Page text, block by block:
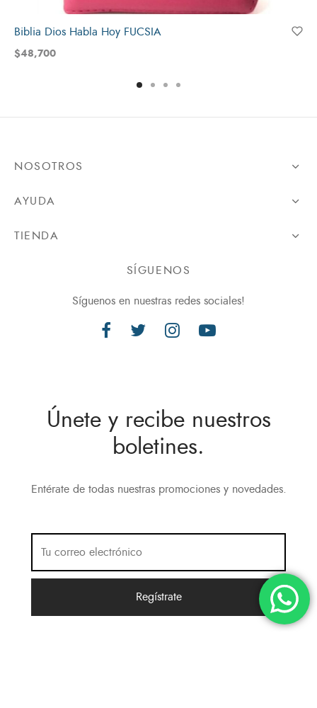
Biblia Dios Habla Hoy FUCSIA
$48,700
NOSOTROS
AYUDA
TIENDA
SÍGUENOS
Síguenos en nuestras redes sociales!
Únete y recibe nuestros
boletines.
Entérate de todas nuestras promociones y novedades.